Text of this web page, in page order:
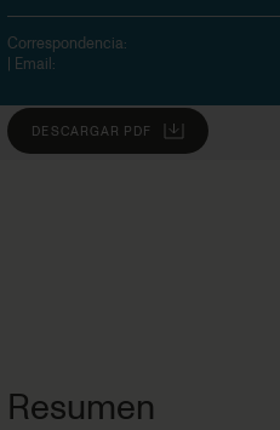
Correspondencia:
| Email:
DESCARGAR PDF
Resumen